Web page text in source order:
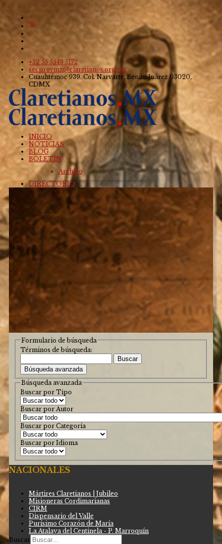
+52 55 5543 5172
secprovmx@claretianos.org.mx
Cuauhtémoc 939. Col. Narvarte, Benito Juárez 03020,
CDMX
INICIO
NOTICIAS
BLOG
BOLETÍN
Archivo
DIRECTORIO
Formulario de búsqueda
Términos de búsqueda:
Buscar
Búsqueda avanzada
Búsqueda avanzada
Buscar por Tipo
Buscar por Autor
Buscar por Categoría
Buscar por Idioma
NACIONALES
Mártires Claretianos | Jubileo
Misioneras Cordimarianas
CIRM
Dispensario del Valle
Purísimo Corazón de María
La Atalaya del Centinela - P. Marroquín
Buscar